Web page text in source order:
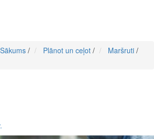
Sākums / Plānot un ceļot / Maršruti /